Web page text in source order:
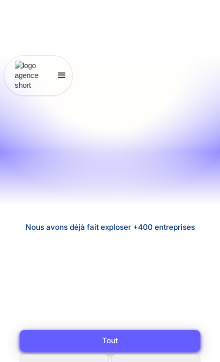
Nous avons déjà fait exploser +400 entreprises
Tout